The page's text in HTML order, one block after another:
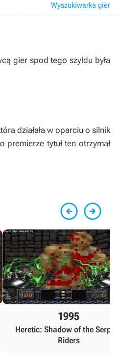
Wyszukiwarka gier
gier spod tego szyldu była
działała w oparciu o silnik
premierze tytuł ten otrzymał
 
1995
Heretic: Shadow of the
Riders